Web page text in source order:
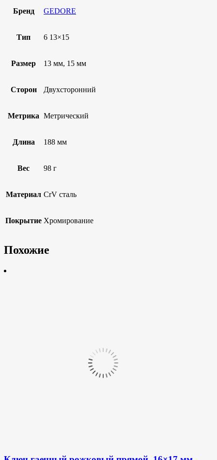
Бренд GEDORE
Тип 6 13×15
Размер 13 мм, 15 мм
Сторон Двухсторонний
Метрика Метрический
Длина 188 мм
Вес 98 г
Материал CrV сталь
Покрытие Хромирование
Похожие